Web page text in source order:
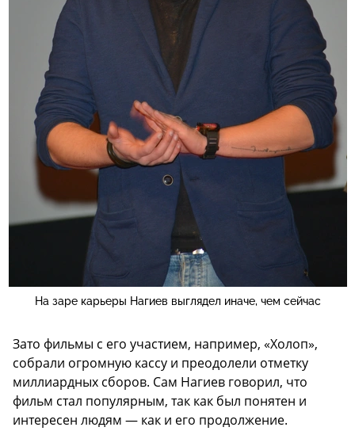
На заре карьеры Нагиев выглядел иначе, чем сейчас
Зато фильмы с его участием, например, «Холоп»,
собрали огромную кассу и преодолели отметку
миллиардных сборов. Сам Нагиев говорил, что
фильм стал популярным, так как был понятен и
интересен людям — как и его продолжение.